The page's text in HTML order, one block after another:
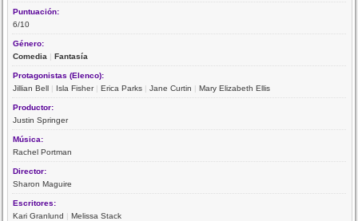
Puntuación:
6/10
Género:
Comedia |Fantasía
Protagonistas (Elenco):
Jillian Bell | Isla Fisher|Erica Parks |Jane Curtin |Mary Elizabeth Ellis
Productor:
Justin Springer
Música:
Rachel Portman
Director:
Sharon Maguire
Escritores:
Kari Granlund |Melissa Stack